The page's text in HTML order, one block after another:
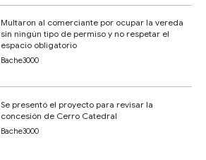
Multaron al comerciante por ocupar la vereda
sin ningún tipo de permiso y no respetar el
espacio obligatorio
Bache3000
Se presentó el proyecto para revisar la
concesión de Cerro Catedral
Bache3000